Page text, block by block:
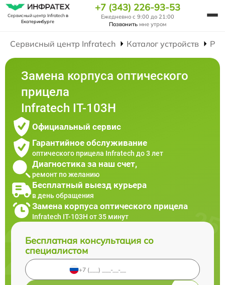
Сервисный центр Infratechв
Екатеринбурге
+7 (343) 226-93-53
Ежедневно с 9:00 до 21:00
Позвонить мне утром
Сервисный центр Infratech Каталог устройств
Замена корпуса оптического
прицела
Infratech IT-103Н
Официальный сервис
Гарантийное обслуживание
оптического прицела Infratech до 3 лет
Диагностика за наш счет,
ремонт по желанию
Бесплатный выезд курьера
в день обращения
Замена корпуса оптического прицела
Infratech IT-103Н от 35 минут
Бесплатная консультация со
специалистом